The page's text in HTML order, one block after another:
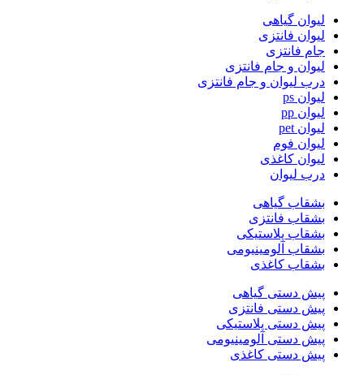
لیوان گیاهی
لیوان فانتزی
جام فانتزی
لیوان و جام فانتزی
درب لیوان و جام فانتزی
لیوان ps
لیوان pp
لیوان pet
لیوان فوم
لیوان کاغذی
درب لیوان
بشقاب گیاهی
بشقاب فانتزی
بشقاب پلاستیکی
بشقاب آلومینیومی
بشقاب کاغذی
پیش دستی گیاهی
پیش دستی فانتزی
پیش دستی پلاستیکی
پیش دستی آلومینیومی
پیش دستی کاغذی